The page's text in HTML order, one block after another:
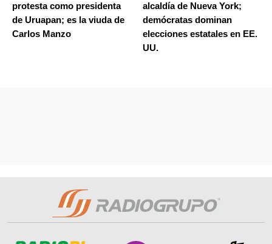
protesta como presidenta
de Uruapan; es la viuda de
Carlos Manzo
alcaldía de Nueva York;
demócratas dominan
elecciones estatales en EE.
UU.